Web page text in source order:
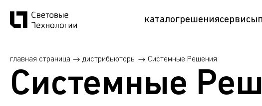
каталогрешениясервисы
главная страница дистрибьюторы Системные Решения
Системные